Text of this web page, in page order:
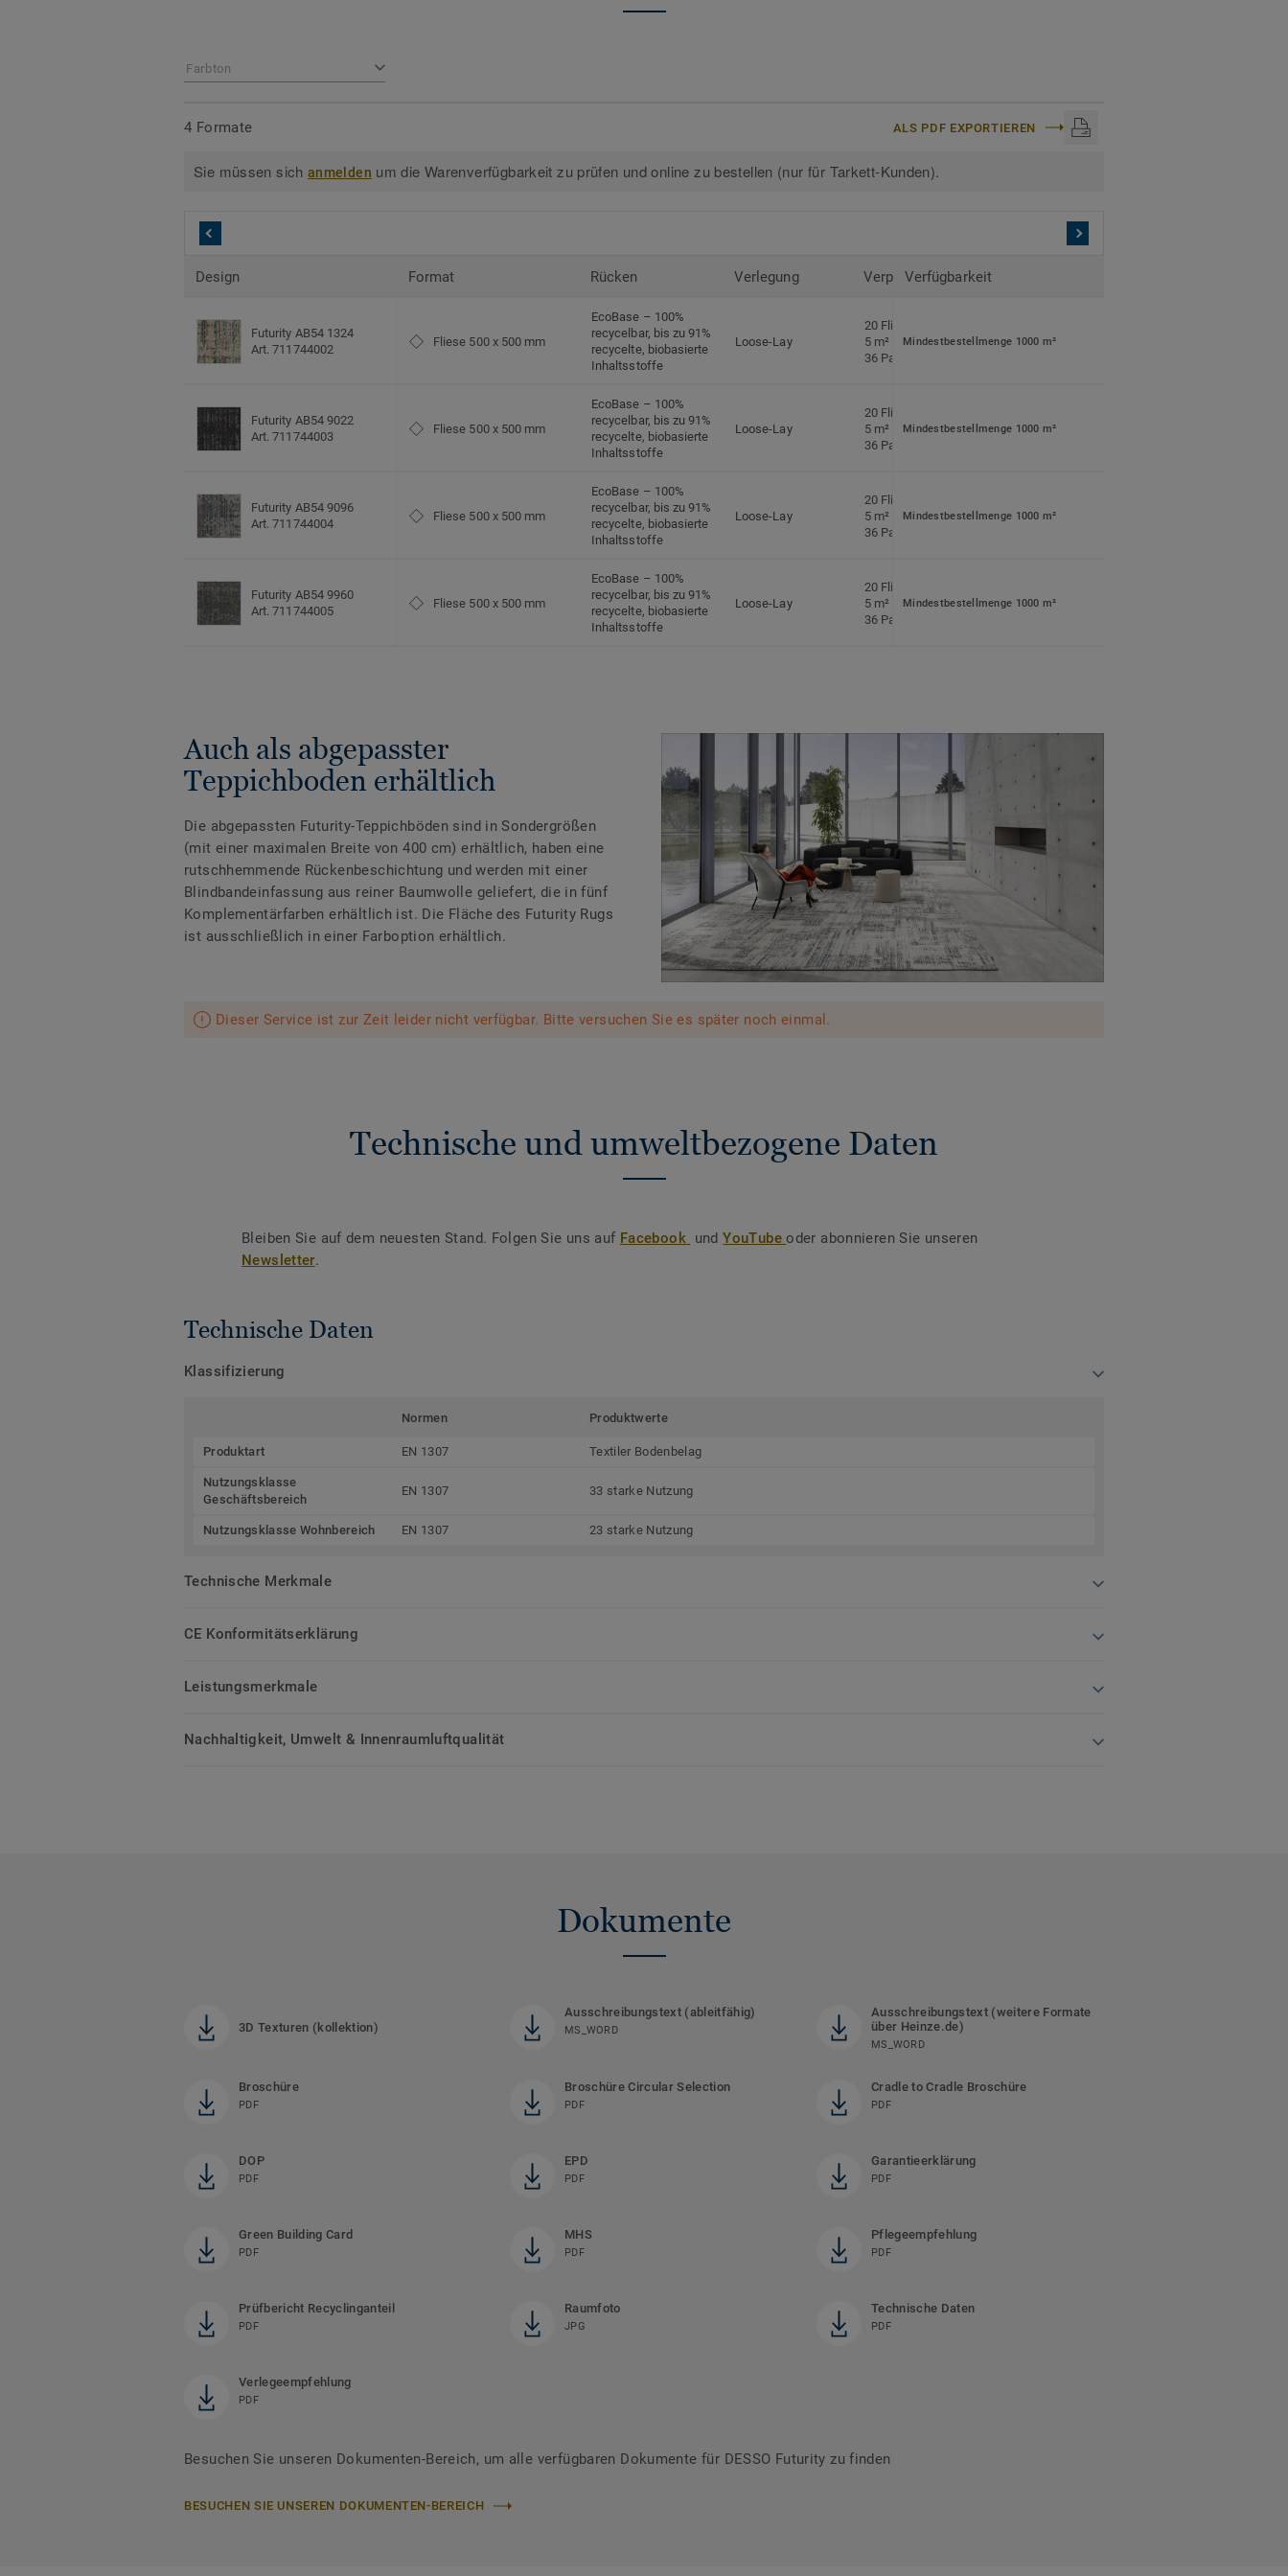
Farbton
4 Formate ALS PDF EXPORTIEREN
Sie müssen sichanmelden um die Warenverfügbarkeit zu prüfen und online zu bestellen (nur für Tarkett-Kunden).
Design Format Rücken Verlegung VerpackungVerfügbarkeit
Futurity AB54 1324
Art. 711744002
Fliese 500 x 500 mm
EcoBase – 100%
recycelbar, bis zu 91%
recycelte, biobasierte
Inhaltsstoffe
Loose-Lay
20 Fliesen pro Pack
5 m² pro Pack
36 Pack pro Palette
Mindestbestellmenge 1000 m²
Futurity AB54 9022
Art. 711744003
Fliese 500 x 500 mm
EcoBase – 100%
recycelbar, bis zu 91%
recycelte, biobasierte
Inhaltsstoffe
Loose-Lay
20 Fliesen pro Pack
5 m² pro Pack
36 Pack pro Palette
Mindestbestellmenge 1000 m²
Futurity AB54 9096
Art. 711744004
Fliese 500 x 500 mm
EcoBase – 100%
recycelbar, bis zu 91%
recycelte, biobasierte
Inhaltsstoffe
Loose-Lay
20 Fliesen pro Pack
5 m² pro Pack
36 Pack pro Palette
Mindestbestellmenge 1000 m²
Futurity AB54 9960
Art. 711744005
Fliese 500 x 500 mm
EcoBase – 100%
recycelbar, bis zu 91%
recycelte, biobasierte
Inhaltsstoffe
Loose-Lay
20 Fliesen pro Pack
5 m² pro Pack
36 Pack pro Palette
Mindestbestellmenge 1000 m²
Auch als abgepasster
Teppichboden erhältlich
Die abgepassten Futurity-Teppichböden sind in Sondergrößen
(mit einer maximalen Breite von 400 cm) erhältlich, haben eine
rutschhemmende Rückenbeschichtung und werden mit einer
Blindbandeinfassung aus reiner Baumwolle geliefert, die in fünf
Komplementärfarben erhältlich ist. Die Fläche des Futurity Rugs
ist ausschließlich in einer Farboption erhältlich.
Dieser Service ist zur Zeit leider nicht verfügbar. Bitte versuchen Sie es später noch einmal.
Technische und umweltbezogene Daten
Bleiben Sie auf dem neuesten Stand. Folgen Sie uns auf Facebook undYouTubeoder abonnieren Sie unseren
Newsletter.
Technische Daten
Klassifizierung
Normen Produktwerte
Produktart EN 1307 Textiler Bodenbelag
Nutzungsklasse
Geschäftsbereich
EN 1307 33 starke Nutzung
Nutzungsklasse Wohnbereich EN 1307 23 starke Nutzung
Technische Merkmale
CE Konformitätserklärung
Leistungsmerkmale
Nachhaltigkeit, Umwelt & Innenraumluftqualität
Dokumente
3D Texturen (kollektion)
Ausschreibungstext (ableitfähig)
MS_WORD
Ausschreibungstext (weitere Formate
über Heinze.de)
MS_WORD
Broschüre
PDF
Broschüre Circular Selection
PDF
Cradle to Cradle Broschüre
PDF
DOP
PDF
EPD
PDF
Garantieerklärung
PDF
Green Building Card
PDF
MHS
PDF
Pflegeempfehlung
PDF
Prüfbericht Recyclinganteil
PDF
Raumfoto
JPG
Technische Daten
PDF
Verlegeempfehlung
PDF
Besuchen Sie unseren Dokumenten-Bereich, um alle verfügbaren Dokumente für DESSO Futurity zu finden
BESUCHEN SIE UNSEREN DOKUMENTEN-BEREICH